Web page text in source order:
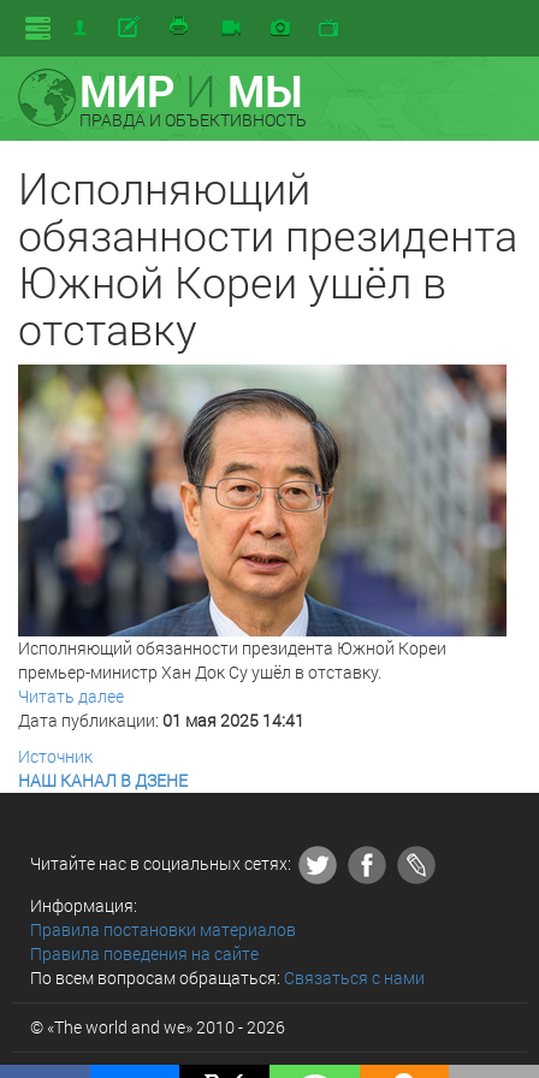
МИРИ МЫ
ПРАВДА И ОБЪЕКТИВНОСТЬ
Исполняющий
обязанности президента
Южной Кореи ушёл в
отставку
Исполняющий обязанности президента Южной Кореи
премьер-министр Хан Док Су ушёл в отставку.
Читать далее
Дата публикации: 01 мая 2025 14:41
Источник
НАШ КАНАЛ В ДЗЕНЕ
Читайте нас в социальных сетях:
Информация:
Правила постановки материалов
Правила поведения на сайте
По всем вопросам обращаться: Связаться с нами
© «The world and we» 2010 - 2026